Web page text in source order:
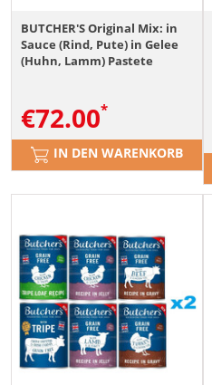
BUTCHER'S Original Mix: in
Sauce (Rind, Pute) in Gelee
(Huhn, Lamm) Pastete
€72.00
IN DEN WARENKORB